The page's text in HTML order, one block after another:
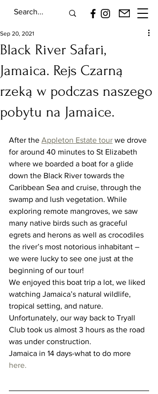
Black River Safari,
Jamaica. Rejs Czarną
rzeką w podczas naszego
pobytu na Jamaice.
Sep 20, 2021
After the Appleton Estate tour we drove
for around 40 minutes to St Elizabeth
where we boarded a boat for a glide
down the Black River towards the
Caribbean Sea and cruise, through the
swamp and lush vegetation. While
exploring remote mangroves, we saw
many native birds such as graceful
egrets and herons as well as crocodiles
the river’s most notorious inhabitant –
we were lucky to see one just at the
beginning of our tour!
We enjoyed this boat trip a lot, we liked
watching Jamaica’s natural wildlife,
tropical setting, and nature.
Unfortunately, our way back to Tryall
Club took us almost 3 hours as the road
was under construction.
Jamaica in 14 days-what to do more
here.